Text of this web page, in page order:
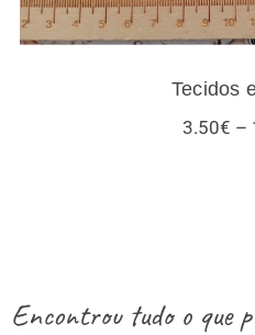
Tecidos
3.50€ –
Encontrou tudo o que